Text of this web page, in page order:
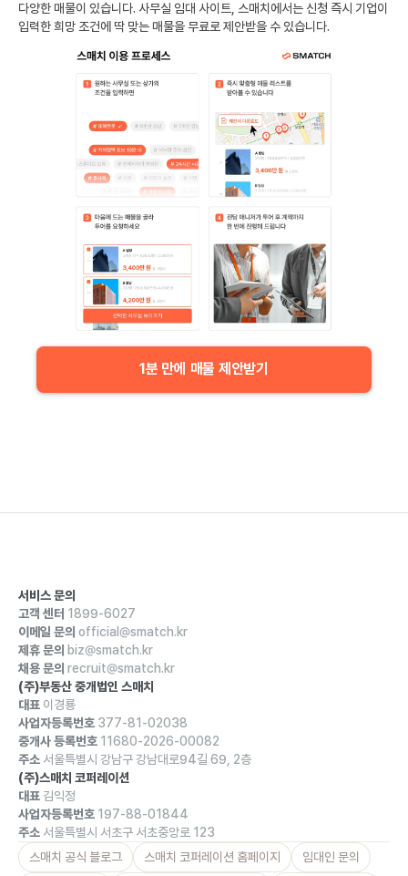
다양한 매물이 있습니다. 사무실 임대 사이트, 스매치에서는 신청 즉시 기업이
입력한 희망 조건에 딱 맞는 매물을 무료로 제안받을 수 있습니다.
1분 만에 매물 제안받기
서비스 문의
고객 센터 1899-6027
이메일 문의 official@smatch.kr
제휴 문의 biz@smatch.kr
채용 문의 recruit@smatch.kr
(주)부동산 중개법인 스매치
대표 이경룡
사업자등록번호 377-81-02038
중개사 등록번호 11680-2026-00082
주소 서울특별시 강남구 강남대로94길 69, 2층
(주)스매치 코퍼레이션
대표 김익정
사업자등록번호 197-88-01844
주소 서울특별시 서초구 서초중앙로 123
스매치 공식 블로그
스매치 코퍼레이션 홈페이지 임대인 문의